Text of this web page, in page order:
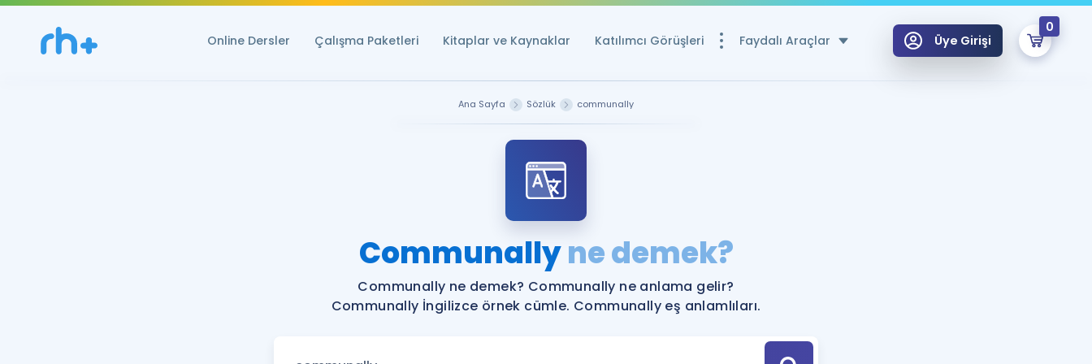
Online Dersler Çalışma Paketleri Kitaplar ve Kaynaklar Katılımcı Görüşleri Faydalı Araçlar
Ücretsiz Kaynaklar
YDS ve YÖKDİL Puan Hesaplama Aracı
YDS ve YÖKDİL'e Hazırlananlar için Öneriler
Tüm ÖSYM Sınavları Tek Takvimde
Üye Girişi
0
Remzi Hoca ile seni sınava hazırlayacak onlarca eğitim seni bekliyor!
Ana Sayfa Sözlük communally
Communallyne demek?
Communally ne demek? Communally ne anlama gelir?
Communally İngilizce örnek cümle. Communally eş anlamlıları.